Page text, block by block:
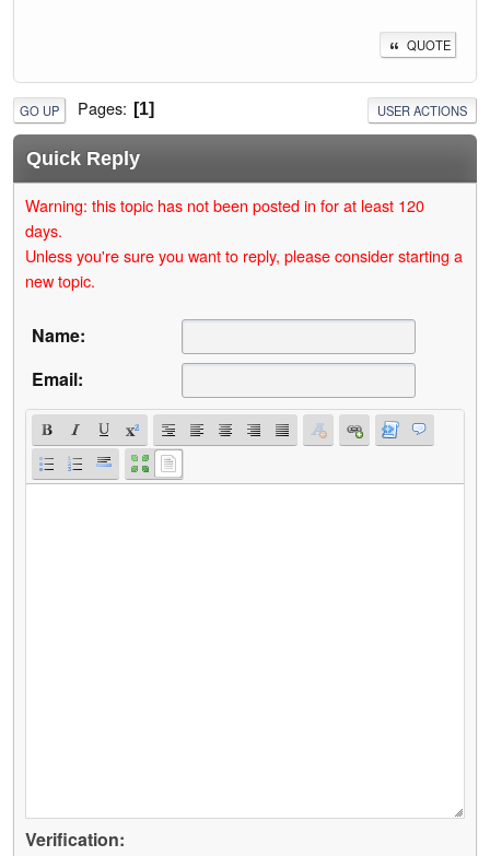
QUOTE
GO UP Pages 1 USER ACTIONS
Quick Reply
Warning: this topic has not been posted in for at least 120
days.
Unless you're sure you want to reply, please consider starting a
new topic.
Name:
Email:
Verification: